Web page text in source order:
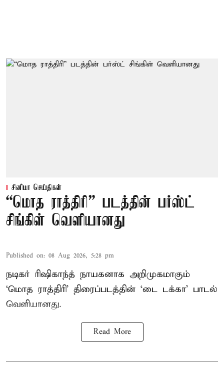
சினிமா செய்திகள்
“மொத ராத்திரி” படத்தின் பர்ஸ்ட்
சிங்கிள் வெளியானது
Published on: 08 Aug 2026, 5:28 pm
நடிகர் ரிஷிகாந்த் நாயகனாக அறிமுகமாகும்
‘மொத ராத்திரி’ திரைப்படத்தின் ‘டை டக்கா’ பாடல்
வெளியானது.
Read More